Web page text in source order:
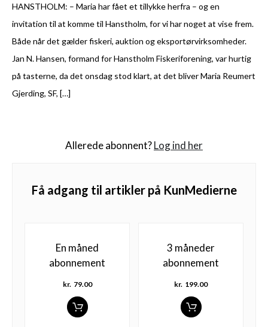
HANSTHOLM: – Maria har fået et tillykke herfra – og en
invitation til at komme til Hanstholm, for vi har noget at vise frem.
Både når det gælder fiskeri, auktion og eksportørvirksomheder.
Jan N. Hansen, formand for Hanstholm Fiskeriforening, var hurtig
på tasterne, da det onsdag stod klart, at det bliver Maria Reumert
Gjerding, SF, […]
Allerede abonnent?Log ind her
Få adgang til artikler på KunMedierne
En måned
abonnement
kr. 79.00
3 måneder
abonnement
kr. 199.00